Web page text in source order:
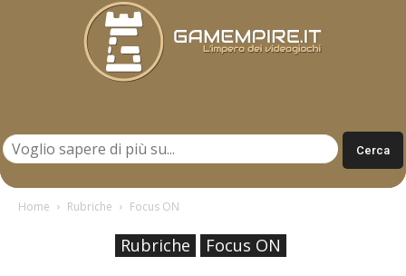
Home Rubriche Focus ON
Rubriche Focus ON